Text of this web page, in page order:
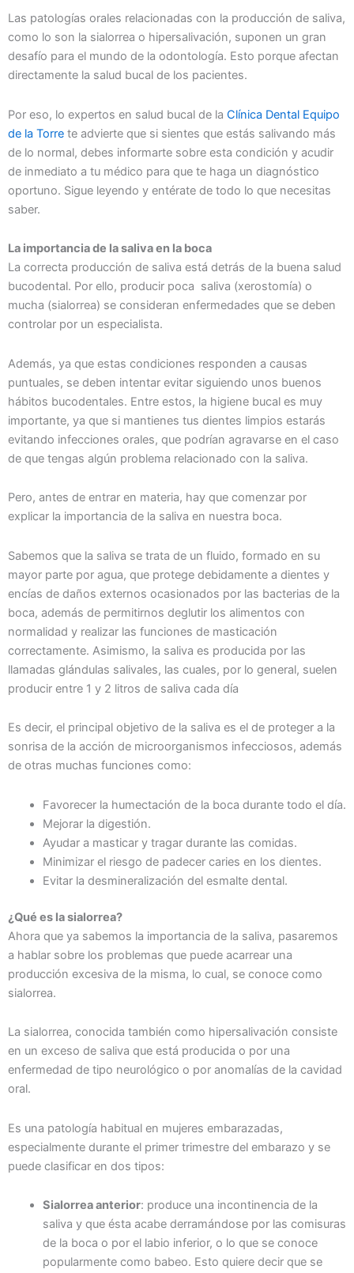
Las patologías orales relacionadas con la producción de saliva,
como lo son la sialorrea o hipersalivación, suponen un gran
desafío para el mundo de la odontología. Esto porque afectan
directamente la salud bucal de los pacientes.
Por eso, lo expertos en salud bucal de la Clínica Dental Equipo
de la Torre te advierte que si sientes que estás salivando más
de lo normal, debes informarte sobre esta condición y acudir
de inmediato a tu médico para que te haga un diagnóstico
oportuno. Sigue leyendo y entérate de todo lo que necesitas
saber.
La importancia de la saliva en la boca
La correcta producción de saliva está detrás de la buena salud
bucodental. Por ello, producir poca saliva (xerostomía) o
mucha (sialorrea) se consideran enfermedades que se deben
controlar por un especialista.
Además, ya que estas condiciones responden a causas
puntuales, se deben intentar evitar siguiendo unos buenos
hábitos bucodentales. Entre estos, la higiene bucal es muy
importante, ya que si mantienes tus dientes limpios estarás
evitando infecciones orales, que podrían agravarse en el caso
de que tengas algún problema relacionado con la saliva.
Pero, antes de entrar en materia, hay que comenzar por
explicar la importancia de la saliva en nuestra boca.
Sabemos que la saliva se trata de un fluido, formado en su
mayor parte por agua, que protege debidamente a dientes y
encías de daños externos ocasionados por las bacterias de la
boca, además de permitirnos deglutir los alimentos con
normalidad y realizar las funciones de masticación
correctamente. Asimismo, la saliva es producida por las
llamadas glándulas salivales, las cuales, por lo general, suelen
producir entre 1 y 2 litros de saliva cada día
Es decir, el principal objetivo de la saliva es el de proteger a la
sonrisa de la acción de microorganismos infecciosos, además
de otras muchas funciones como:
Favorecer la humectación de la boca durante todo el día.
Mejorar la digestión.
Ayudar a masticar y tragar durante las comidas.
Minimizar el riesgo de padecer caries en los dientes.
Evitar la desmineralización del esmalte dental.
¿Qué es la sialorrea?
Ahora que ya sabemos la importancia de la saliva, pasaremos
a hablar sobre los problemas que puede acarrear una
producción excesiva de la misma, lo cual, se conoce como
sialorrea.
La sialorrea, conocida también como hipersalivación consiste
en un exceso de saliva que está producida o por una
enfermedad de tipo neurológico o por anomalías de la cavidad
oral.
Es una patología habitual en mujeres embarazadas,
especialmente durante el primer trimestre del embarazo y se
puede clasificar en dos tipos:
Sialorrea anterior: produce una incontinencia de la
saliva y que ésta acabe derramándose por las comisuras
de la boca o por el labio inferior, o lo que se conoce
popularmente como babeo. Esto quiere decir que se